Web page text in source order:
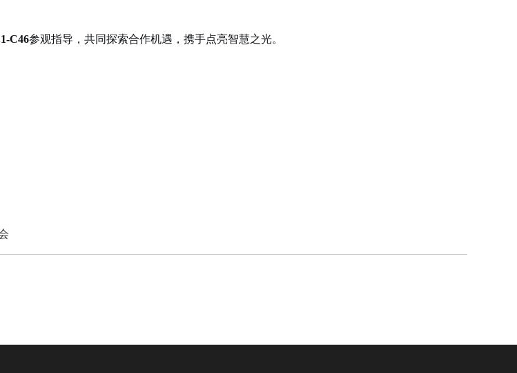
C46参观指导，共同探索合作机遇，携手点亮智慧之光。